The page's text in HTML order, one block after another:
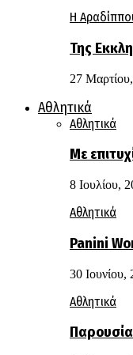
Η
Της
27
Αθλητικά
Αθλητικά
Με
8 Ιουλίου,
Αθλητικά
Panini
30 Ιουνίου,
Αθλητικά